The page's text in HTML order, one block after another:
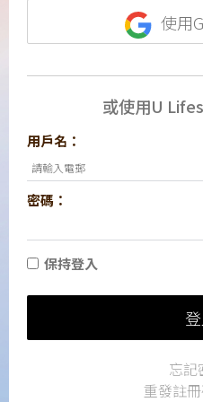
使用
或使用U
用戶名：
密碼：
保持登入
忘記
重發註